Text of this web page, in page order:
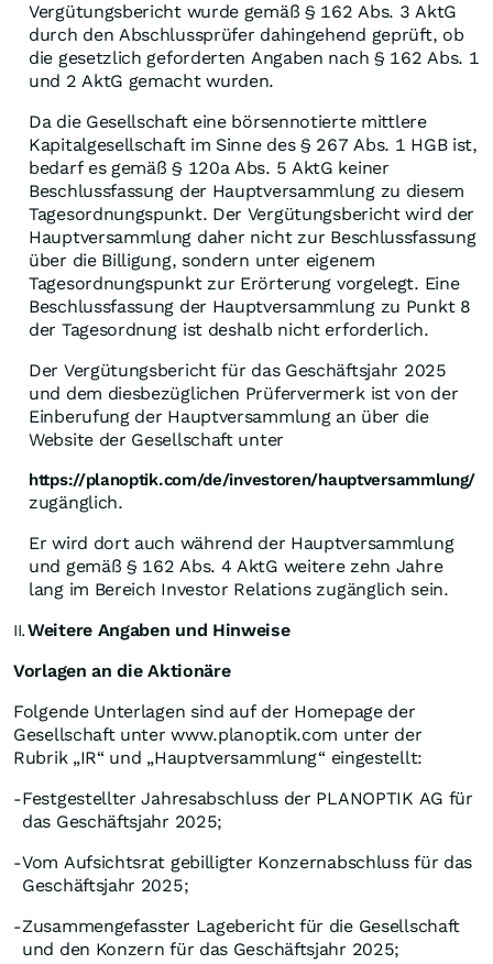
Vergütungsbericht wurde gemäß § 162 Abs. 3 AktG
durch den Abschlussprüfer dahingehend geprüft, ob
die gesetzlich geforderten Angaben nach § 162 Abs. 1
und 2 AktG gemacht wurden.
Da die Gesellschaft eine börsennotierte mittlere
Kapitalgesellschaft im Sinne des § 267 Abs. 1 HGB ist,
bedarf es gemäß § 120a Abs. 5 AktG keiner
Beschlussfassung der Hauptversammlung zu diesem
Tagesordnungspunkt. Der Vergütungsbericht wird der
Hauptversammlung daher nicht zur Beschlussfassung
über die Billigung, sondern unter eigenem
Tagesordnungspunkt zur Erörterung vorgelegt. Eine
Beschlussfassung der Hauptversammlung zu Punkt 8
der Tagesordnung ist deshalb nicht erforderlich.
Der Vergütungsbericht für das Geschäftsjahr 2025
und dem diesbezüglichen Prüfervermerk ist von der
Einberufung der Hauptversammlung an über die
Website der Gesellschaft unter
https://planoptik.com/de/investoren/hauptversammlung/
zugänglich.
Er wird dort auch während der Hauptversammlung
und gemäß § 162 Abs. 4 AktG weitere zehn Jahre
lang im Bereich Investor Relations zugänglich sein.
II.Weitere Angaben und Hinweise
Vorlagen an die Aktionäre
Folgende Unterlagen sind auf der Homepage der
Gesellschaft unter www.planoptik.com unter der
Rubrik „IR“ und „Hauptversammlung“ eingestellt:
-Festgestellter Jahresabschluss der PLANOPTIK AG für
das Geschäftsjahr 2025;
-Vom Aufsichtsrat gebilligter Konzernabschluss für das
Geschäftsjahr 2025;
-Zusammengefasster Lagebericht für die Gesellschaft
und den Konzern für das Geschäftsjahr 2025;